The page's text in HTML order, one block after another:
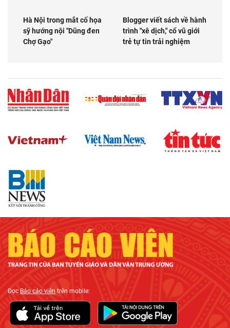
Hà Nội trong mắt cố họa
sỹ hướng nội "Dũng đen
Chợ Gạo"
Blogger viết sách về hành
trình "xê dịch," cổ vũ giới
trẻ tự tin trải nghiệm
ĐọcBáo cáo viên trên mobile: